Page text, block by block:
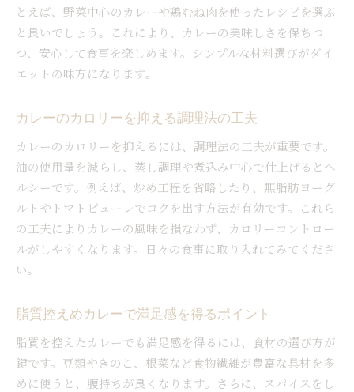
とえば、野菜中心のカレーや鶏むね肉を使ったレシピを選ぶ
と良いでしょう。これにより、カレーの美味しさを保ちつ
つ、安心して食事を楽しめます。シンプルな材料選びがダイ
エットの味方になります。
カレーのカロリーを抑える調理法の工夫
カレーのカロリーを抑えるには、調理法の工夫が重要です。
油の使用量を減らし、蒸し調理や煮込み中心で仕上げるとヘ
ルシーです。例えば、炒め工程を省略したり、無脂肪ヨーグ
ルトやトマトピューレでコクを出す方法が有効です。これら
の工夫によりカレーの風味を損なわず、カロリーコントロー
ルがしやすくなります。日々の食事に取り入れてみてくださ
い。
脂質控えめカレーで満足感を得るポイント
脂質を控えたカレーでも満足感を得るには、食材の選び方が
鍵です。豆類やきのこ、根菜など食物繊維が豊富な具材を多
めに使うと、腹持ちが良くなります。さらに、スパイスをし